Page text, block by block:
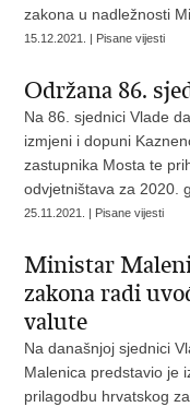
zakona u nadležnosti
15.12.2021. | Pisane vijesti
Održana 86.
Na 86. sjednici Vlade
izmjeni i dopuni
zastupnika Mosta te
odvjetništava za 2020.
25.11.2021. | Pisane vijesti
Ministar
zakona radi
valute
Na današnjoj sjednici
Malenica predstavio je
prilagodbu hrvatskog